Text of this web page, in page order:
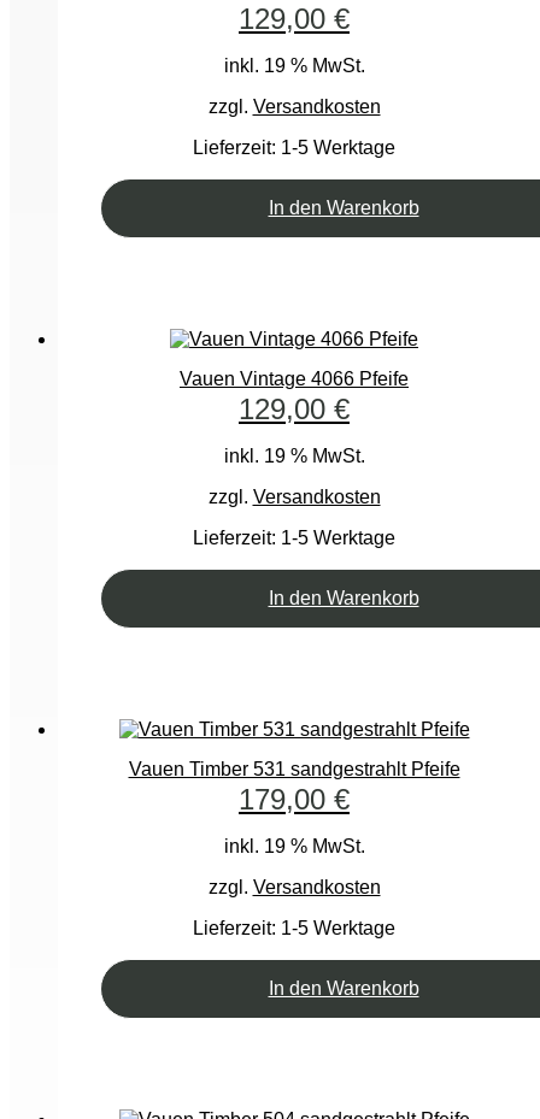
129,00 €
inkl. 19 % MwSt.
zzgl. Versandkosten
Lieferzeit: 1-5 Werktage
In den Warenkorb
Vauen Vintage 4066 Pfeife
129,00 €
inkl. 19 % MwSt.
zzgl. Versandkosten
Lieferzeit: 1-5 Werktage
In den Warenkorb
Vauen Timber 531 sandgestrahlt Pfeife
179,00 €
inkl. 19 % MwSt.
zzgl. Versandkosten
Lieferzeit: 1-5 Werktage
In den Warenkorb